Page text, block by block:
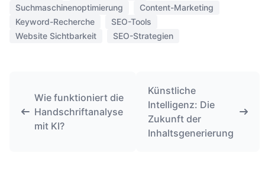
Suchmaschinenoptimierung
Content-Marketing
Keyword-Recherche
SEO-Tools
Website Sichtbarkeit
SEO-Strategien
Wie funktioniert die
Handschriftanalyse
mit KI?
Künstliche
Intelligenz: Die
Zukunft der
Inhaltsgenerierung